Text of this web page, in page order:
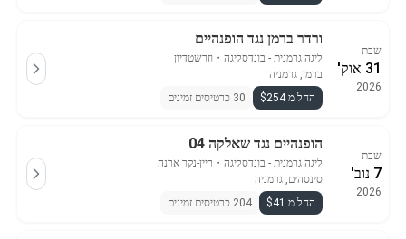
שבת
31 אוק'
2026
ורדר ברמן נגד הופנהיים
ליגה גרמנית - בונדסליגה ・ וזרשטדיון
ברמן, גרמניה
החל מ $254
30 כרטיסים זמינים
שבת
7 נוב'
2026
הופנהיים נגד שאלקה 04
ליגה גרמנית - בונדסליגה ・ ריין-נקר ארנה
סינסהים, גרמניה
החל מ $41
204 כרטיסים זמינים